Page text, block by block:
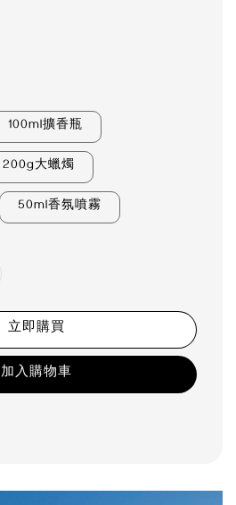
100ml擴香瓶
200g大蠟燭
50ml香氛噴霧
立即購買
加入購物車